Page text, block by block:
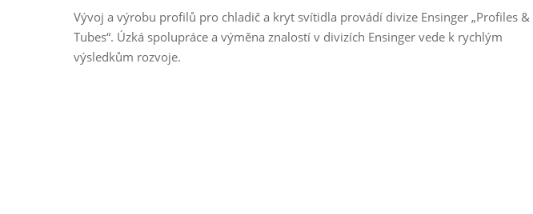
Vývoj a výrobu profilů pro chladič a kryt svítidla provádí divize Ensinger „Profiles &
Tubes“. Úzká spolupráce a výměna znalostí v divizích Ensinger vede k rychlým
výsledkům rozvoje.